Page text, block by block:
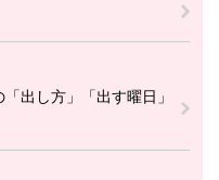
出し方」「出す曜日」